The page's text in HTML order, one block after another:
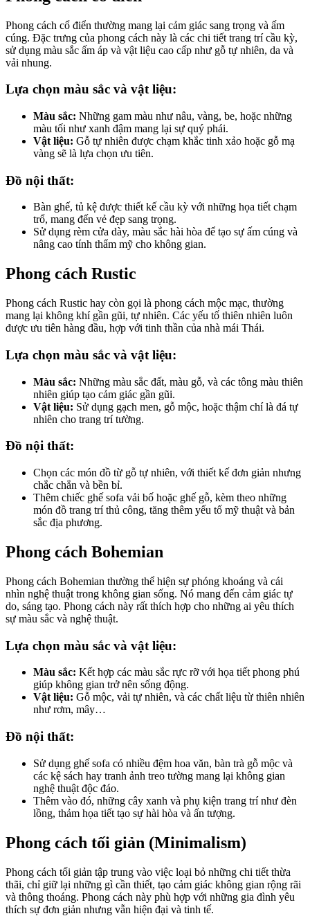
Phong cách cổ điển thường mang lại cảm giác sang trọng và ấm
cúng. Đặc trưng của phong cách này là các chi tiết trang trí cầu kỳ,
sử dụng màu sắc ấm áp và vật liệu cao cấp như gỗ tự nhiên, da và
vải nhung.
Lựa chọn màu sắc và vật liệu:
Màu sắc: Những gam màu như nâu, vàng, be, hoặc những
màu tối như xanh đậm mang lại sự quý phái.
Vật liệu: Gỗ tự nhiên được chạm khắc tinh xảo hoặc gỗ mạ
vàng sẽ là lựa chọn ưu tiên.
Đồ nội thất:
Bàn ghế, tủ kệ được thiết kế cầu kỳ với những họa tiết chạm
trổ, mang đến vẻ đẹp sang trọng.
Sử dụng rèm cửa dày, màu sắc hài hòa để tạo sự ấm cúng và
nâng cao tính thẩm mỹ cho không gian.
Phong cách Rustic
Phong cách Rustic hay còn gọi là phong cách mộc mạc, thường
mang lại không khí gần gũi, tự nhiên. Các yếu tố thiên nhiên luôn
được ưu tiên hàng đầu, hợp với tinh thần của nhà mái Thái.
Lựa chọn màu sắc và vật liệu:
Màu sắc: Những màu sắc đất, màu gỗ, và các tông màu thiên
nhiên giúp tạo cảm giác gần gũi.
Vật liệu: Sử dụng gạch men, gỗ mộc, hoặc thậm chí là đá tự
nhiên cho trang trí tường.
Đồ nội thất:
Chọn các món đồ từ gỗ tự nhiên, với thiết kế đơn giản nhưng
chắc chắn và bền bỉ.
Thêm chiếc ghế sofa vải bố hoặc ghế gỗ, kèm theo những
món đồ trang trí thủ công, tăng thêm yếu tố mỹ thuật và bản
sắc địa phương.
Phong cách Bohemian
Phong cách Bohemian thường thể hiện sự phóng khoáng và cái
nhìn nghệ thuật trong không gian sống. Nó mang đến cảm giác tự
do, sáng tạo. Phong cách này rất thích hợp cho những ai yêu thích
sự màu sắc và nghệ thuật.
Lựa chọn màu sắc và vật liệu:
Màu sắc: Kết hợp các màu sắc rực rỡ với họa tiết phong phú
giúp không gian trở nên sống động.
Vật liệu: Gỗ mộc, vải tự nhiên, và các chất liệu từ thiên nhiên
như rơm, mây…
Đồ nội thất:
Sử dụng ghế sofa có nhiều đệm hoa văn, bàn trà gỗ mộc và
các kệ sách hay tranh ảnh treo tường mang lại không gian
nghệ thuật độc đáo.
Thêm vào đó, những cây xanh và phụ kiện trang trí như đèn
lồng, thảm họa tiết tạo sự hài hòa và ấn tượng.
Phong cách tối giản (Minimalism)
Phong cách tối giản tập trung vào việc loại bỏ những chi tiết thừa
thãi, chỉ giữ lại những gì cần thiết, tạo cảm giác không gian rộng rãi
và thông thoáng. Phong cách này phù hợp với những gia đình yêu
thích sự đơn giản nhưng vẫn hiện đại và tinh tế.